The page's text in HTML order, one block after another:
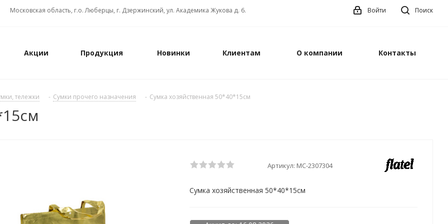
Московская область, г.о. Люберцы, г. Дзержинский, ул. Академика Жукова д. 6. Поиск
Войти
Акции Продукция Новинки Клиентам О компании Контакты
тележки - Сумки прочего назначения - Сумка хозяйственная 50*40*15см
Артикул: MC-2307304
Сумка хозяйственная 50*40*15см